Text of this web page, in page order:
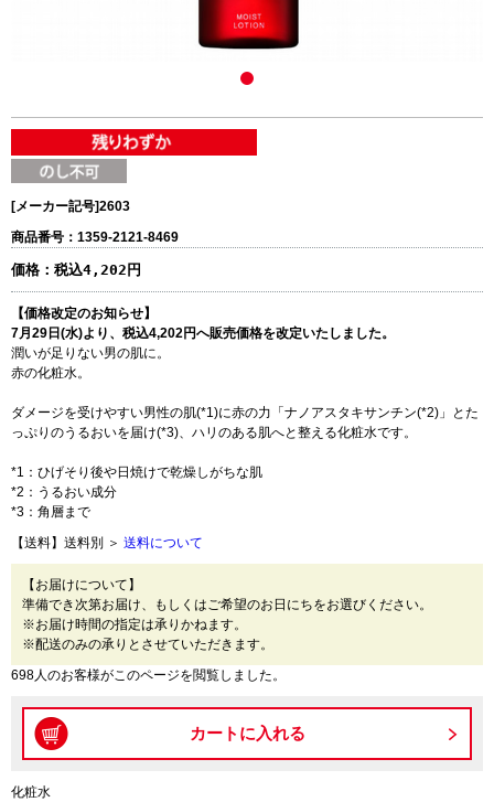
[メーカー記号]2603
商品番号：1359-2121-8469
価格： 税込4,202円
【価格改定のお知らせ】
7月29日(水)より、税込4,202円へ販売価格を改定いたしました。
潤いが足りない男の肌に。
赤の化粧水。
ダメージを受けやすい男性の肌(*1)に赤の力「ナノアスタキサンチン(*2)」とた
っぷりのうるおいを届け(*3)、ハリのある肌へと整える化粧水です。
*1：ひげそり後や日焼けで乾燥しがちな肌
*2：うるおい成分
*3：角層まで
【送料】送料別 ＞ 送料について
【お届けについて】
準備でき次第お届け、もしくはご希望のお日にちをお選びください。
※お届け時間の指定は承りかねます。
※配送のみの承りとさせていただきます。
698人のお客様がこのページを閲覧しました。
化粧水